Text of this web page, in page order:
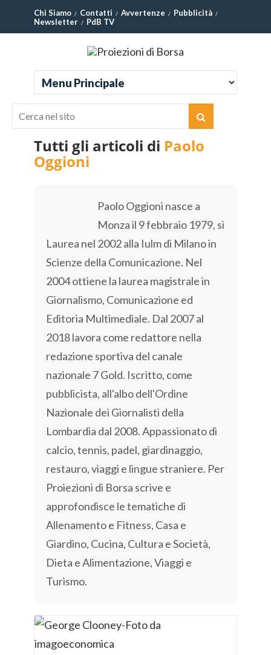
Chi Siamo Contatti Avvertenze
Pubblicità
Newsletter
PdB TV
Tutti gli articoli di Paolo
Oggioni
Paolo Oggioni nasce a
Monza il 9 febbraio 1979, si
Laurea nel 2002 alla Iulm di Milano in
Scienze della Comunicazione. Nel
2004 ottiene la laurea magistrale in
Giornalismo, Comunicazione ed
Editoria Multimediale. Dal 2007 al
2018 lavora come redattore nella
redazione sportiva del canale
nazionale 7 Gold. Iscritto, come
pubblicista, all'albo dell'Ordine
Nazionale dei Giornalisti della
Lombardia dal 2008. Appassionato di
calcio, tennis, padel, giardinaggio,
restauro, viaggi e lingue straniere. Per
Proiezioni di Borsa scrive e
approfondisce le tematiche di
Allenamento e Fitness, Casa e
Giardino, Cucina, Cultura e Società,
Dieta e Alimentazione, Viaggi e
Turismo.